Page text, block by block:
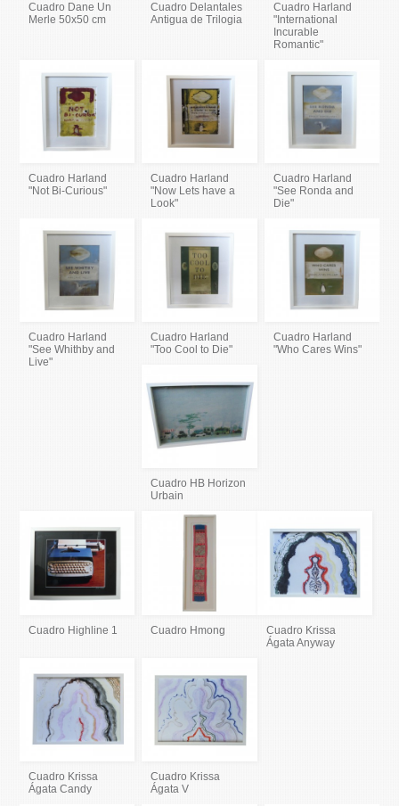
Cuadro Dane Un
Merle 50x50 cm
Cuadro Delantales
Antigua de Trilogia
Cuadro Harland
"International
Incurable
Romantic"
Cuadro Harland
"Not Bi-Curious"
Cuadro Harland
"Now Lets have a
Look"
Cuadro Harland
"See Ronda and
Die"
Cuadro Harland
"See Whithby and
Live"
Cuadro Harland
"Too Cool to Die"
Cuadro Harland
"Who Cares Wins"
Cuadro HB Horizon
Urbain
Cuadro Highline 1 Cuadro Hmong
Cuadro Krissa
Ágata Anyway
Cuadro Krissa
Ágata Candy
Cuadro Krissa
Ágata V